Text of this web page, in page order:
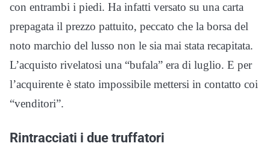
con entrambi i piedi. Ha infatti versato su una carta
prepagata il prezzo pattuito, peccato che la borsa del
noto marchio del lusso non le sia mai stata recapitata.
L’acquisto rivelatosi una “bufala” era di luglio. E per
l’acquirente è stato impossibile mettersi in contatto coi
“venditori”.
Rintracciati i due truffatori